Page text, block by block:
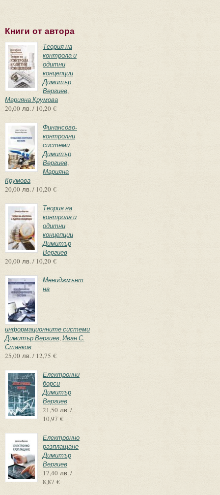
Книги от автора
Теория на
контрола и
одитни
концепции
Димитър
Вергиев,
Марияна Крумова
20,00 лв. / 10,20 €
Финансово-
контролни
системи
Димитър
Вергиев,
Марияна
Крумова
20,00 лв. / 10,20 €
Теория на
контрола и
одитни
концепции
Димитър
Вергиев
20,00 лв. / 10,20 €
Мениджмънт
на
информационните системи
Димитър Вергиев,Иван С.
Станков
25,00 лв. / 12,75 €
Електронни
борси
Димитър
Вергиев
21,50 лв. /
10,97 €
Електронно
разплащане
Димитър
Вергиев
17,40 лв. /
8,87 €